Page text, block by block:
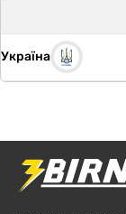
Україна